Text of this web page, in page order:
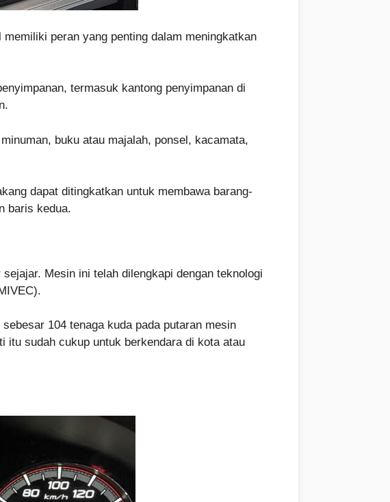
peran yang penting dalam meningkatkan
termasuk kantong penyimpanan di
buku atau majalah, ponsel, kacamata,
dapat ditingkatkan untuk membawa barang-
baris kedua.
Mesin ini telah dilengkapi dengan teknologi
104 tenaga kuda pada putaran mesin
itu sudah cukup untuk berkendara di kota atau